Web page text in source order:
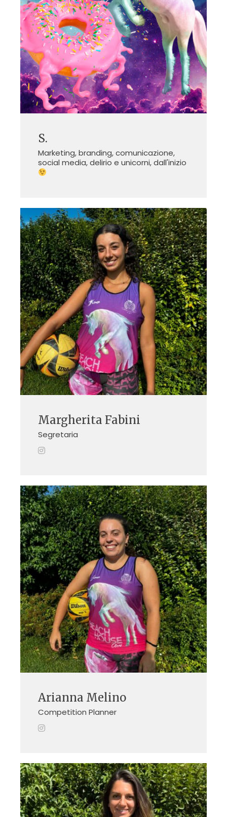
S.
Marketing, branding, comunicazione,
social media, delirio e unicorni, dall'inizio
Margherita Fabini
Segretaria
Arianna Melino
Competition Planner